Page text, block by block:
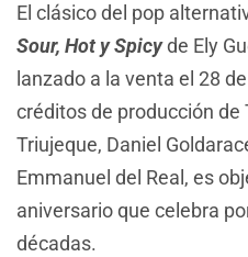
El clásico del pop
Sour, Hot y Spicyde Ely
lanzado a la venta el 28
créditos de producción de
Triujeque, Daniel
Emmanuel del Real, es
aniversario que celebra
décadas.